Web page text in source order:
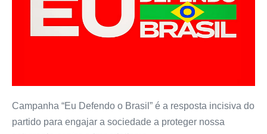
Campanha “Eu Defendo o Brasil” é a resposta incisiva do
partido para engajar a sociedade a proteger nossa